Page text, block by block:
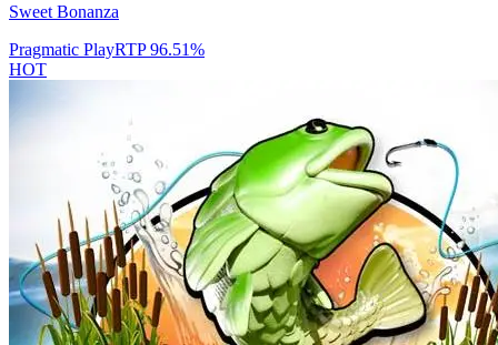
Sweet Bonanza
Pragmatic PlayRTP96.51%
HOT